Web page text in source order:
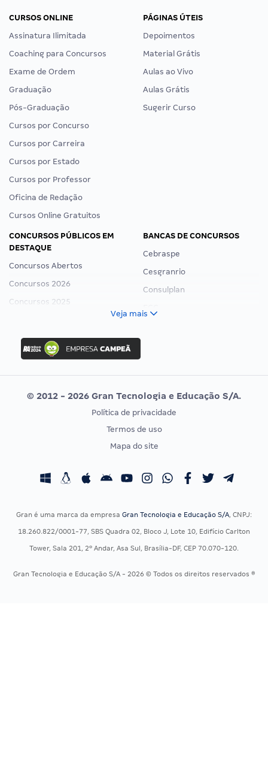
CURSOS ONLINE
Assinatura Ilimitada
Coaching para Concursos
Exame de Ordem
Graduação
Pós-Graduação
Cursos por Concurso
Cursos por Carreira
Cursos por Estado
Cursos por Professor
Oficina de Redação
Cursos Online Gratuitos
PÁGINAS ÚTEIS
Depoimentos
Material Grátis
Aulas ao Vivo
Aulas Grátis
Sugerir Curso
CONCURSOS PÚBLICOS EM
DESTAQUE
Concursos Abertos
Concursos 2026
Concursos 2025
Concurso Ibama
Concurso MPU
Editais publicados
BANCAS DE CONCURSOS
Cebraspe
Cesgranrio
Consulplan
Vunesp
CONCURSOS POR PROFISSÃO
Concursos Fiscais
Concursos Saúde
Residência Multiprofissional
EXAME DE ORDEM
Calendário OAB
Veja mais
© 2012 - 2026 Gran Tecnologia e Educação S/A.
Política de privacidade
Termos de uso
Mapa do site
Gran é uma marca da empresa Gran Tecnologia e Educação S/A, CNPJ:
18.260.822/0001-77, SBS Quadra 02, Bloco J, Lote 10, Edifício Carlton
Tower, Sala 201, 2º Andar, Asa Sul, Brasília-DF, CEP 70.070-120.
Gran Tecnologia e Educação S/A - 2026 © Todos os direitos reservados ®